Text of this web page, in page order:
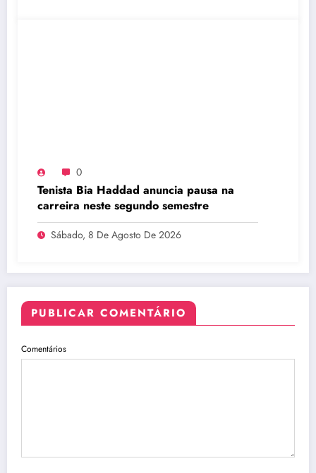
0
Tenista Bia Haddad anuncia pausa na
carreira neste segundo semestre
Sábado, 8 De Agosto De 2026
PUBLICAR COMENTÁRIO
Comentários